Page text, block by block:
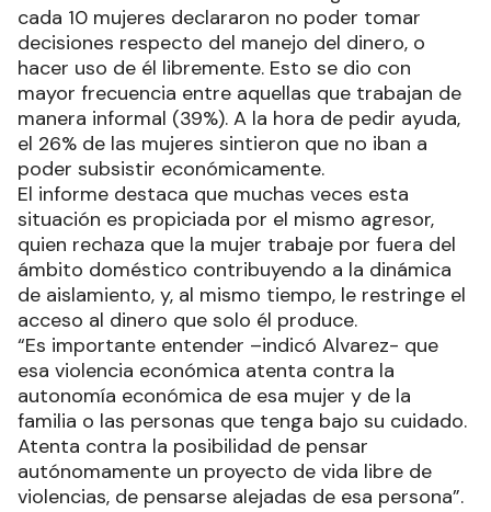
cada 10 mujeres declararon no poder tomar
decisiones respecto del manejo del dinero, o
hacer uso de él libremente. Esto se dio con
mayor frecuencia entre aquellas que trabajan de
manera informal (39%). A la hora de pedir ayuda,
el 26% de las mujeres sintieron que no iban a
poder subsistir económicamente.
El informe destaca que muchas veces esta
situación es propiciada por el mismo agresor,
quien rechaza que la mujer trabaje por fuera del
ámbito doméstico contribuyendo a la dinámica
de aislamiento, y, al mismo tiempo, le restringe el
acceso al dinero que solo él produce.
“Es importante entender –indicó Alvarez- que
esa violencia económica atenta contra la
autonomía económica de esa mujer y de la
familia o las personas que tenga bajo su cuidado.
Atenta contra la posibilidad de pensar
autónomamente un proyecto de vida libre de
violencias, de pensarse alejadas de esa persona”.